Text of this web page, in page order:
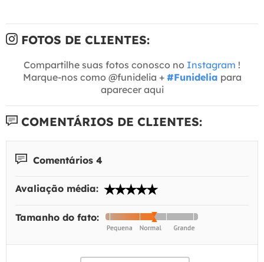
FOTOS DE CLIENTES:
Compartilhe suas fotos conosco no Instagram !
Marque-nos como @funidelia + #Funidelia para
aparecer aqui
COMENTÁRIOS DE CLIENTES:
Comentários 4
Avaliação média:
Tamanho do fato: